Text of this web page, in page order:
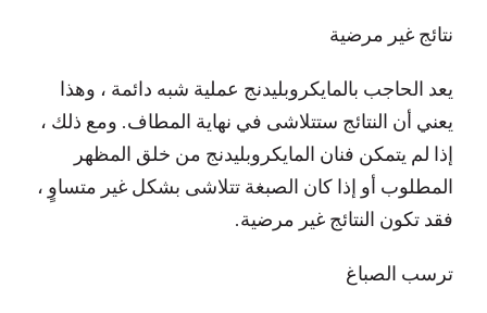
نتائج غير مرضية
يعد الحاجب بالمايكروبليدنج عملية شبه دائمة ، وهذا
يعني أن النتائج ستتلاشى في نهاية المطاف. ومع ذلك ،
إذا لم يتمكن فنان المايكروبليدنج من خلق المظهر
المطلوب أو إذا كان الصبغة تتلاشى بشكل غير متساوٍ ،
فقد تكون النتائج غير مرضية.
ترسب الصباغ